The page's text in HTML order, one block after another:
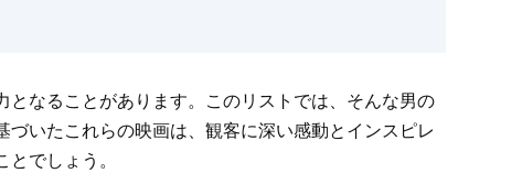
なることがあります。このリストでは、そんな男の
いたこれらの映画は、観客に深い感動とインスピレ
でしょう。